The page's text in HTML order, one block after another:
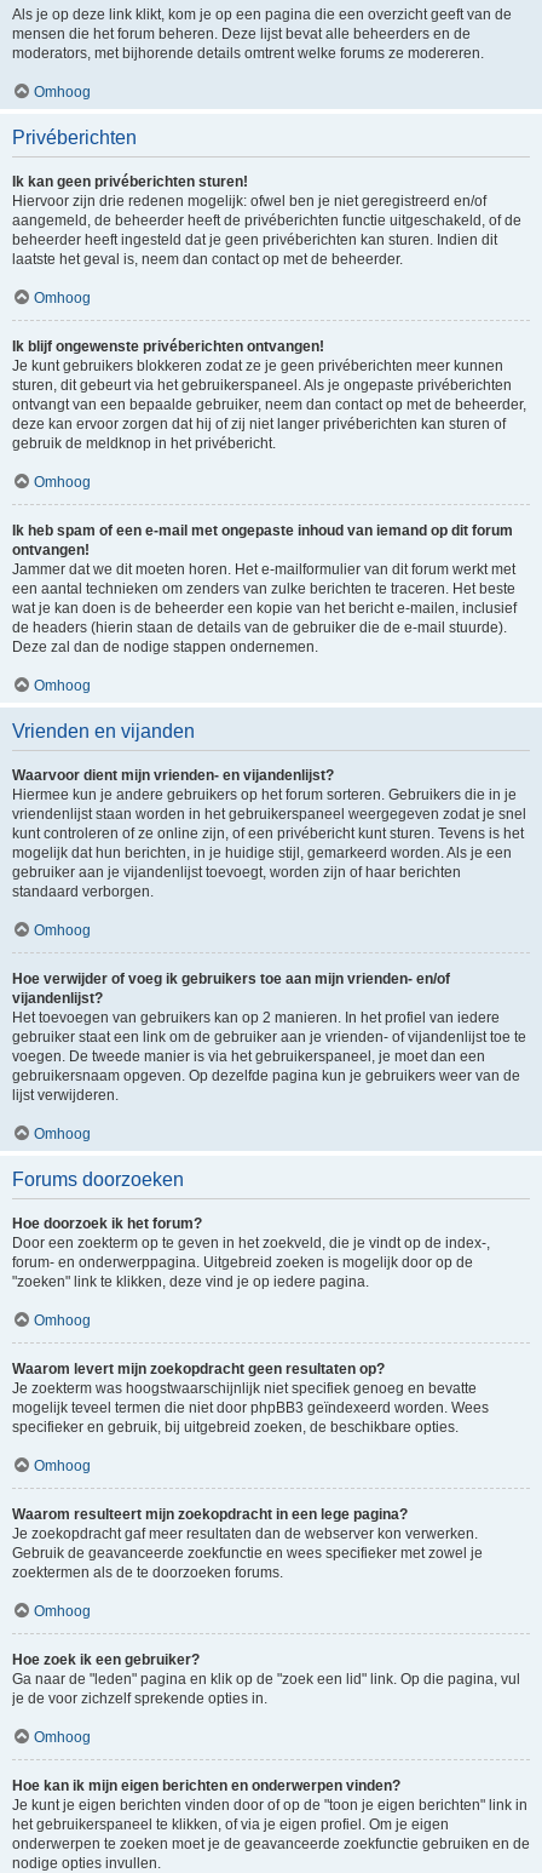
Als je op deze link klikt, kom je op een pagina die een overzicht geeft van de
mensen die het forum beheren. Deze lijst bevat alle beheerders en de
moderators, met bijhorende details omtrent welke forums ze modereren.
Omhoog
Privéberichten
Ik kan geen privéberichten sturen!
Hiervoor zijn drie redenen mogelijk: ofwel ben je niet geregistreerd en/of
aangemeld, de beheerder heeft de privéberichten functie uitgeschakeld, of de
beheerder heeft ingesteld dat je geen privéberichten kan sturen. Indien dit
laatste het geval is, neem dan contact op met de beheerder.
Omhoog
Ik blijf ongewenste privéberichten ontvangen!
Je kunt gebruikers blokkeren zodat ze je geen privéberichten meer kunnen
sturen, dit gebeurt via het gebruikerspaneel. Als je ongepaste privéberichten
ontvangt van een bepaalde gebruiker, neem dan contact op met de beheerder,
deze kan ervoor zorgen dat hij of zij niet langer privéberichten kan sturen of
gebruik de meldknop in het privébericht.
Omhoog
Ik heb spam of een e-mail met ongepaste inhoud van iemand op dit forum
ontvangen!
Jammer dat we dit moeten horen. Het e-mailformulier van dit forum werkt met
een aantal technieken om zenders van zulke berichten te traceren. Het beste
wat je kan doen is de beheerder een kopie van het bericht e-mailen, inclusief
de headers (hierin staan de details van de gebruiker die de e-mail stuurde).
Deze zal dan de nodige stappen ondernemen.
Omhoog
Vrienden en vijanden
Waarvoor dient mijn vrienden- en vijandenlijst?
Hiermee kun je andere gebruikers op het forum sorteren. Gebruikers die in je
vriendenlijst staan worden in het gebruikerspaneel weergegeven zodat je snel
kunt controleren of ze online zijn, of een privébericht kunt sturen. Tevens is het
mogelijk dat hun berichten, in je huidige stijl, gemarkeerd worden. Als je een
gebruiker aan je vijandenlijst toevoegt, worden zijn of haar berichten
standaard verborgen.
Omhoog
Hoe verwijder of voeg ik gebruikers toe aan mijn vrienden- en/of
vijandenlijst?
Het toevoegen van gebruikers kan op 2 manieren. In het profiel van iedere
gebruiker staat een link om de gebruiker aan je vrienden- of vijandenlijst toe te
voegen. De tweede manier is via het gebruikerspaneel, je moet dan een
gebruikersnaam opgeven. Op dezelfde pagina kun je gebruikers weer van de
lijst verwijderen.
Omhoog
Forums doorzoeken
Hoe doorzoek ik het forum?
Door een zoekterm op te geven in het zoekveld, die je vindt op de index-,
forum- en onderwerppagina. Uitgebreid zoeken is mogelijk door op de
"zoeken" link te klikken, deze vind je op iedere pagina.
Omhoog
Waarom levert mijn zoekopdracht geen resultaten op?
Je zoekterm was hoogstwaarschijnlijk niet specifiek genoeg en bevatte
mogelijk teveel termen die niet door phpBB3 geïndexeerd worden. Wees
specifieker en gebruik, bij uitgebreid zoeken, de beschikbare opties.
Omhoog
Waarom resulteert mijn zoekopdracht in een lege pagina?
Je zoekopdracht gaf meer resultaten dan de webserver kon verwerken.
Gebruik de geavanceerde zoekfunctie en wees specifieker met zowel je
zoektermen als de te doorzoeken forums.
Omhoog
Hoe zoek ik een gebruiker?
Ga naar de "leden" pagina en klik op de "zoek een lid" link. Op die pagina, vul
je de voor zichzelf sprekende opties in.
Omhoog
Hoe kan ik mijn eigen berichten en onderwerpen vinden?
Je kunt je eigen berichten vinden door of op de "toon je eigen berichten" link in
het gebruikerspaneel te klikken, of via je eigen profiel. Om je eigen
onderwerpen te zoeken moet je de geavanceerde zoekfunctie gebruiken en de
nodige opties invullen.